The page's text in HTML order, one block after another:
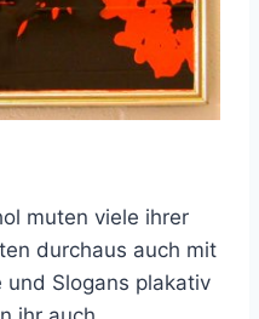
muten viele ihrer
durchaus auch mit
und Slogans plakativ